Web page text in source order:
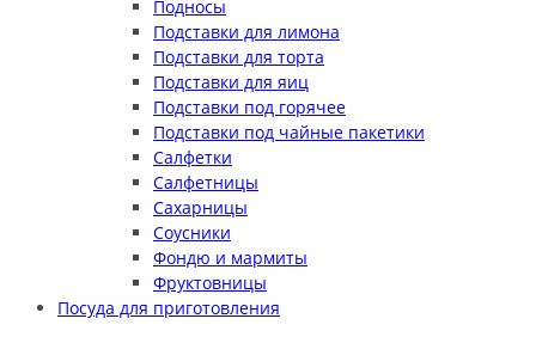
Подносы
Подставки для лимона
Подставки для торта
Подставки для яиц
Подставки под горячее
Подставки под чайные пакетики
Салфетки
Салфетницы
Сахарницы
Соусники
Фондю и мармиты
Фруктовницы
Посуда для приготовления